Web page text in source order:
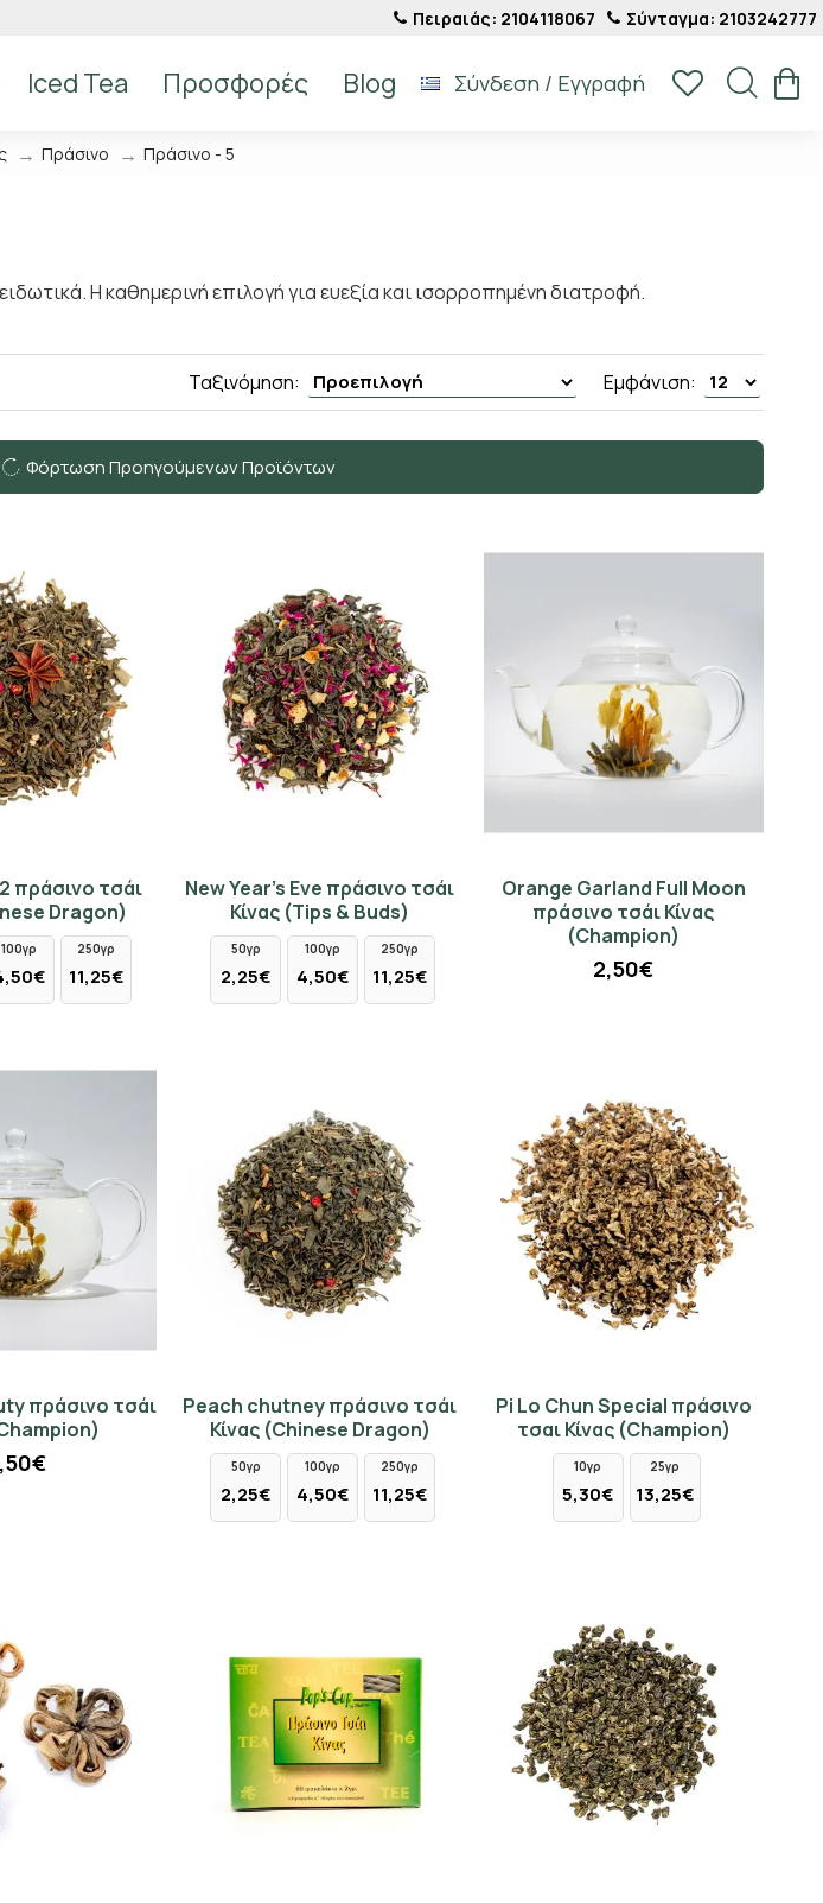
Πειραιάς: 2104118067 Σύνταγμα: 2103242777
Iced Tea Προσφορές Blog Σύνδεση / Εγγραφή
Πράσινο Πράσινο - 5
Η καθημερινή επιλογή για ευεξία και ισορροπημένη διατροφή.
Ταξινόμηση: Εμφάνιση:
Φόρτωση Προηγούμενων Προϊόντων
πράσινο τσάι
Dragon)
100γρ 250γρ
11,25€
New Year's Eve πράσινο τσάι
Κίνας (Tips & Buds)
50γρ
2,25€
100γρ
4,50€
250γρ
11,25€
Orange Garland Full Moon
πράσινο τσάι Κίνας
(Champion)
2,50€
πράσινο τσάι
Peach chutney πράσινο τσάι
Κίνας (Chinese Dragon)
50γρ
2,25€
100γρ
4,50€
250γρ
11,25€
Pi Lo Chun Special πράσινο
τσαι Κίνας (Champion)
10γρ
5,30€
25γρ
13,25€